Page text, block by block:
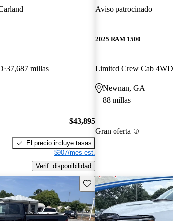
37,687 millas
$43,895
El precio incluye tasas
$907/mes est.
Verif. disponibilidad
Aviso patrocinado
2025 RAM 1500
Limited Crew Cab 4WD
Newnan, GA
88 millas
Gran oferta
Guarda este Aviso